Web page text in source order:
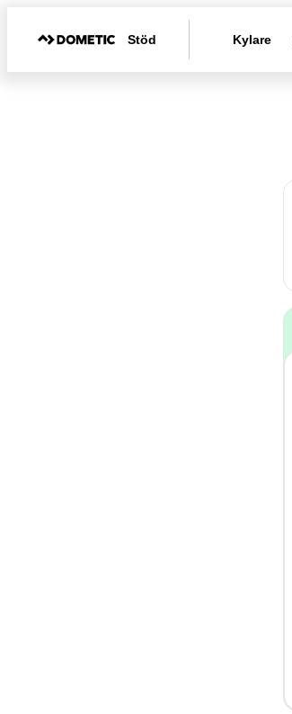
Stöd Kylare